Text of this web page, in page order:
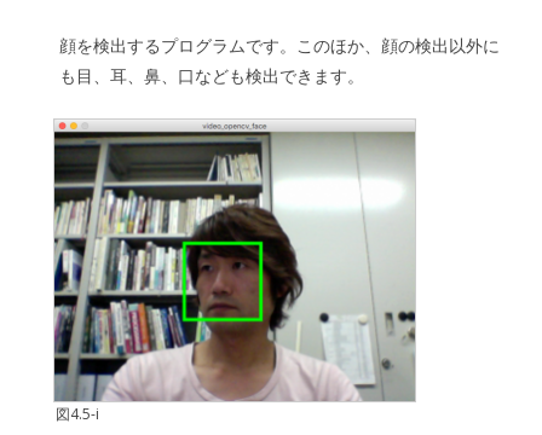
顔を検出するプログラムです。このほか、顔の検出以外に
も目、耳、鼻、口なども検出できます。
図4.5-i